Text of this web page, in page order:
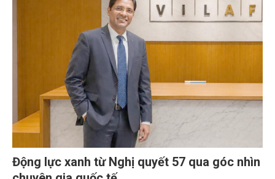
Động lực xanh từ Nghị quyết 57 qua góc nhìn